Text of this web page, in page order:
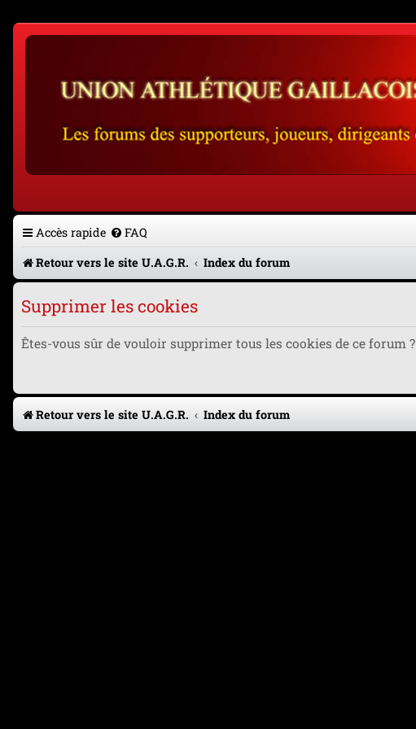
Accès rapide FAQ
Retour vers le site U.A.G.R.
Index du forum
Supprimer les cookies
Êtes-vous sûr de vouloir supprimer tous les cookies de ce forum ?
Retour vers le site U.A.G.R. Index du forum